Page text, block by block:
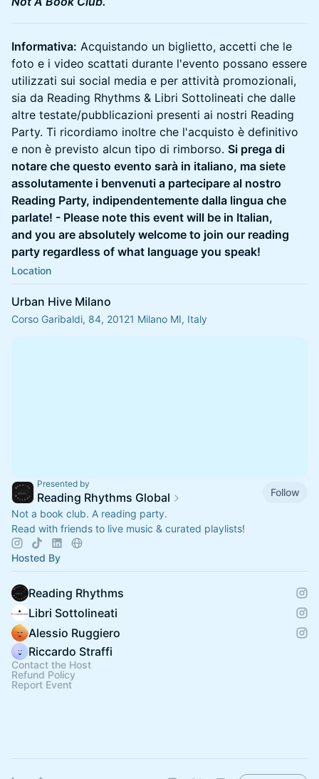
Informativa: Acquistando un biglietto, accetti che le
foto e i video scattati durante l'evento possano essere
utilizzati sui social media e per attività promozionali,
sia da Reading Rhythms & Libri Sottolineati che dalle
altre testate/pubblicazioni presenti ai nostri Reading
Party. Ti ricordiamo inoltre che l'acquisto è definitivo
e non è previsto alcun tipo di rimborso. Si prega di
notare che questo evento sarà in italiano, ma siete
assolutamente i benvenuti a partecipare al nostro
Reading Party, indipendentemente dalla lingua che
parlate! - Please note this event will be in Italian,
and you are absolutely welcome to join our reading
party regardless of what language you speak!
Location
Urban Hive Milano
Corso Garibaldi, 84, 20121 Milano MI, Italy
Presented by
Reading Rhythms Global
Follow
Not a book club. A reading party.
Read with friends to live music & curated playlists!
Hosted By
Reading Rhythms
Libri Sottolineati
Alessio Ruggiero
Riccardo Straffi
Contact the Host
Refund Policy
Report Event